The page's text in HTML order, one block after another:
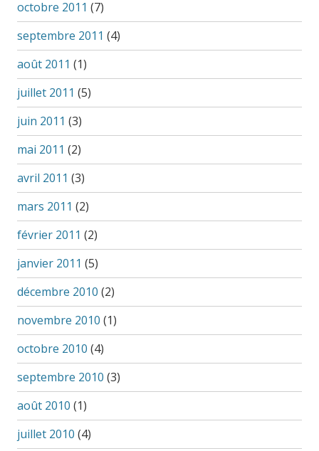
octobre 2011 (7)
septembre 2011 (4)
août 2011 (1)
juillet 2011 (5)
juin 2011 (3)
mai 2011 (2)
avril 2011 (3)
mars 2011 (2)
février 2011 (2)
janvier 2011 (5)
décembre 2010 (2)
novembre 2010 (1)
octobre 2010 (4)
septembre 2010 (3)
août 2010 (1)
juillet 2010 (4)